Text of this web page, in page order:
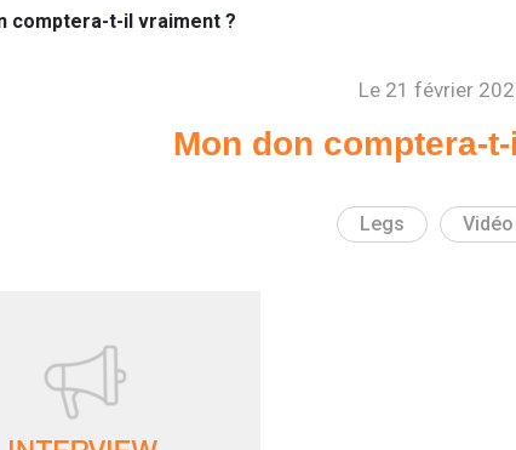
comptera-t-il vraiment ?
Le 21 février
Mon don comptera-
Legs Vidéo